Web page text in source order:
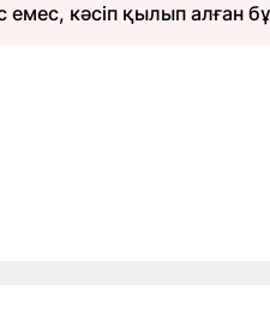
кәсіп қылып алған